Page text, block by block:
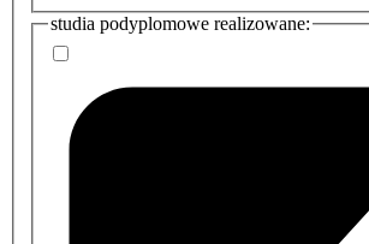
studia podyplomowe realizowane: